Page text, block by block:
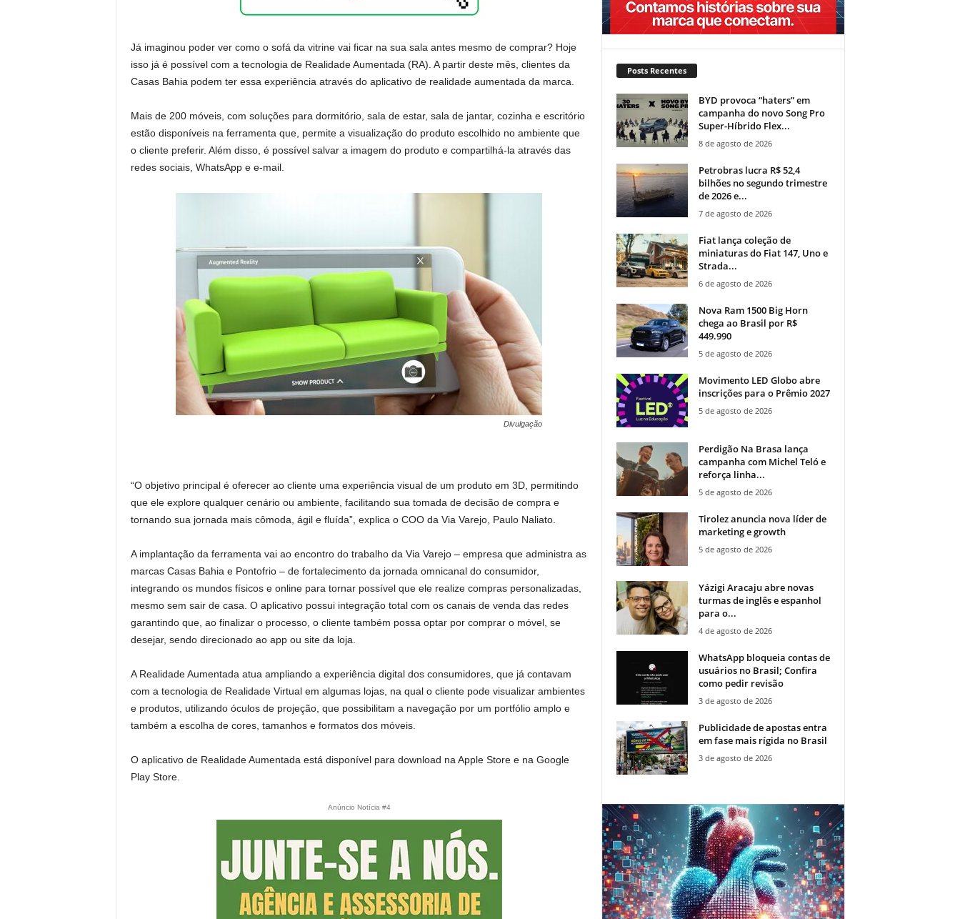
Já imaginou poder ver como o sofá da vitrine vai ficar na sua sala antes mesmo de comprar? Hoje
isso já é possível com a tecnologia de Realidade Aumentada (RA). A partir deste mês, clientes da
Casas Bahia podem ter essa experiência através do aplicativo de realidade aumentada da marca.
Mais de 200 móveis, com soluções para dormitório, sala de estar, sala de jantar, cozinha e escritório
estão disponíveis na ferramenta que, permite a visualização do produto escolhido no ambiente que
o cliente preferir. Além disso, é possível salvar a imagem do produto e compartilhá-la através das
redes sociais, WhatsApp e e-mail.
Divulgação
“O objetivo principal é oferecer ao cliente uma experiência visual de um produto em 3D, permitindo
que ele explore qualquer cenário ou ambiente, facilitando sua tomada de decisão de compra e
tornando sua jornada mais cômoda, ágil e fluída”, explica o COO da Via Varejo, Paulo Naliato.
A implantação da ferramenta vai ao encontro do trabalho da Via Varejo – empresa que administra as
marcas Casas Bahia e Pontofrio – de fortalecimento da jornada omnicanal do consumidor,
integrando os mundos físicos e online para tornar possível que ele realize compras personalizadas,
mesmo sem sair de casa. O aplicativo possui integração total com os canais de venda das redes
garantindo que, ao finalizar o processo, o cliente também possa optar por comprar o móvel, se
desejar, sendo direcionado ao app ou site da loja.
A Realidade Aumentada atua ampliando a experiência digital dos consumidores, que já contavam
com a tecnologia de Realidade Virtual em algumas lojas, na qual o cliente pode visualizar ambientes
e produtos, utilizando óculos de projeção, que possibilitam a navegação por um portfólio amplo e
também a escolha de cores, tamanhos e formatos dos móveis.
O aplicativo de Realidade Aumentada está disponível para download na Apple Store e na Google
Play Store.
Anúncio Notícia #4
Posts Recentes
BYD provoca “haters” em
campanha do novo Song Pro
Super-Híbrido Flex...
8 de agosto de 2026
Petrobras lucra R$ 52,4
bilhões no segundo trimestre
de 2026 e...
7 de agosto de 2026
Fiat lança coleção de
miniaturas do Fiat 147, Uno e
Strada...
6 de agosto de 2026
Nova Ram 1500 Big Horn
chega ao Brasil por R$
449.990
5 de agosto de 2026
Movimento LED Globo abre
inscrições para o Prêmio 2027
5 de agosto de 2026
Perdigão Na Brasa lança
campanha com Michel Teló e
reforça linha...
5 de agosto de 2026
Tirolez anuncia nova líder de
marketing e growth
5 de agosto de 2026
Yázigi Aracaju abre novas
turmas de inglês e espanhol
para o...
4 de agosto de 2026
WhatsApp bloqueia contas de
usuários no Brasil; Confira
como pedir revisão
3 de agosto de 2026
Publicidade de apostas entra
em fase mais rígida no Brasil
3 de agosto de 2026